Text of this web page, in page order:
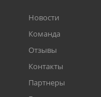
Новости
Команда
Отзывы
Контакты
Партнеры